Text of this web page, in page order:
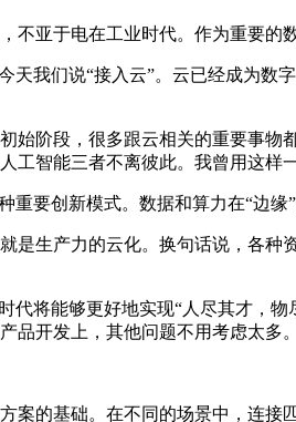
亚于电在工业时代。作为重要的数
我们说“接入云”。云已经成为数
阶段，很多跟云相关的重要事物
工智能三者不离彼此。我曾用这样
要创新模式。数据和算力在“边缘”
生产力的云化。换句话说，各种资
将能够更好地实现“人尽其才，物
品开发上，其他问题不用考虑太多
的基础。在不同的场景中，连接